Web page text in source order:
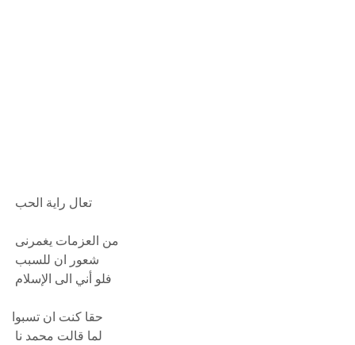
تعال راية الحب
من العزمات يغمرنى
شعور ان للسبب
فلو أني الى الإسلام
حقا كنت ان تسبوا
لما قالت محمد نا